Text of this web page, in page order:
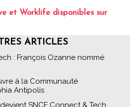
et Worklife disponibles sur
ARTICLES
: François Ozanne nommé
à la Communauté
Antipolis
SNCF Connect & Tech